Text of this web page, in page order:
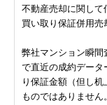
不動産売却に関して
買い取り保証併用売
弊社マンション瞬
で直近の成約データ
り保証金額（但し
ものではありません